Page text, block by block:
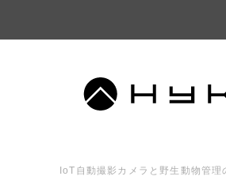
IoT自動撮影カメラと野生動物管理